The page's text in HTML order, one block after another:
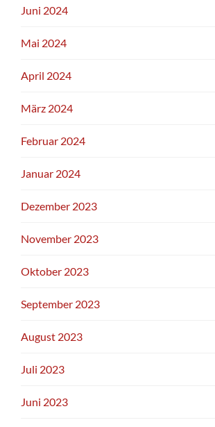
Juni 2024
Mai 2024
April 2024
März 2024
Februar 2024
Januar 2024
Dezember 2023
November 2023
Oktober 2023
September 2023
August 2023
Juli 2023
Juni 2023